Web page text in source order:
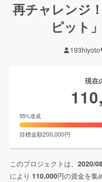
再チャレンジ
ピット
193hiyoto
現在
55%達成
目標金額200,000円
このプロジェクトは、 2020/
により 110,000円の資金を集